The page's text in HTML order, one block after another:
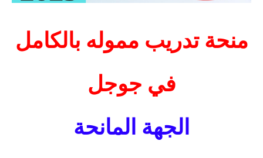
منحة تدريب مموله بالكامل
في جوجل
الجهة المانحة